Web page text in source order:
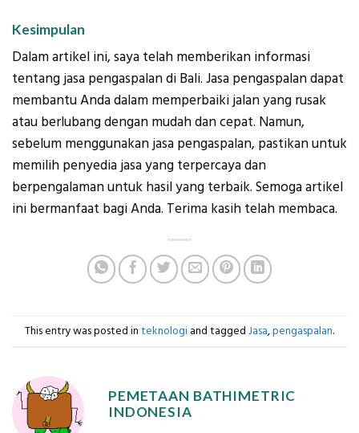
Kesimpulan
Dalam artikel ini, saya telah memberikan informasi
tentang jasa pengaspalan di Bali. Jasa pengaspalan dapat
membantu Anda dalam memperbaiki jalan yang rusak
atau berlubang dengan mudah dan cepat. Namun,
sebelum menggunakan jasa pengaspalan, pastikan untuk
memilih penyedia jasa yang terpercaya dan
berpengalaman untuk hasil yang terbaik. Semoga artikel
ini bermanfaat bagi Anda. Terima kasih telah membaca.
This entry was posted in teknologi and tagged Jasa,pengaspalan.
PEMETAAN BATHIMETRIC
INDONESIA